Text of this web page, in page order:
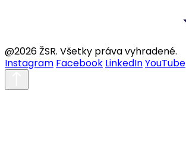
@2026 ŽSR. Všetky práva vyhradené.
Instagram Facebook LinkedInYouTube